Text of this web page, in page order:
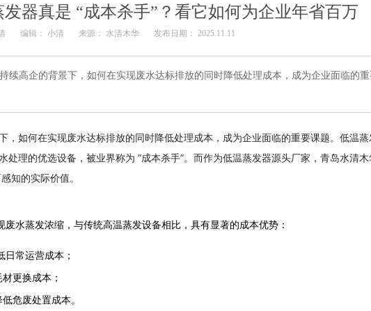
器真是 “成本杀手”？看它如何为企业年省百万
编辑： 小清 来源： 水清木华 发布日期： 2025.11.11
续高企的背景下，如何在实现废水达标排放的同时降低处理成本，成为企业面临的重
，如何在实现废水达标排放的同时降低处理成本，成为企业面临的重要课题。低温
处理的优选设备，被业界称为 “成本杀手”。而作为低温蒸发器源头厂家，青岛水清
知的实际价值。
水蒸发浓缩，与传统高温蒸发设备相比，具有显著的成本优势：
常运营成本；
更换成本；
危废处置成本。